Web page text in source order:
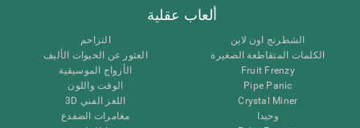
ألعاب عقلية
الشطرنج اون لاين
الكلمات المتقاطعة الصغيرة
Fruit Frenzy
Pipe Panic
Crystal Miner
وحيدا
التزاحم
العثور عن الحيوات الأليف
الأزواج الموسيقية
الوقت واللون
اللغز الفني 3D
مغامرات الضفدع